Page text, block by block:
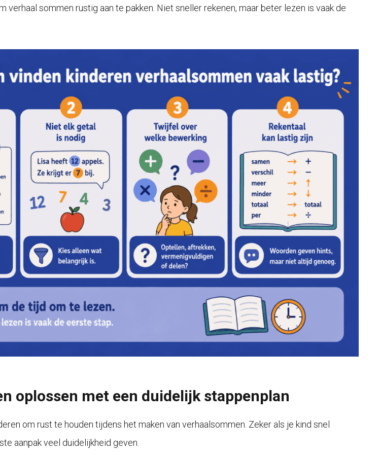
verhaal sommen rustig aan te pakken. Niet sneller rekenen, maar beter lezen is vaak de
oplossen met een duidelijk stappenplan
om rust te houden tijdens het maken van verhaalsommen. Zeker als je kind snel
aanpak veel duidelijkheid geven.